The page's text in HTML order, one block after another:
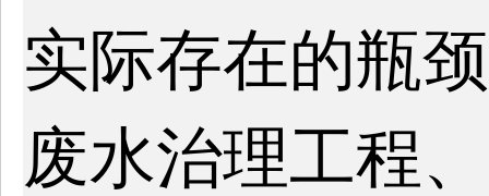
实际存在的瓶
废水治理工程